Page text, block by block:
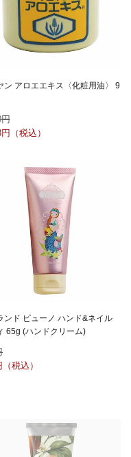
ン アロエエキス〈化粧用油〉 9
ンド ピューノ ハンド&ネイル
65g (ハンドクリーム)